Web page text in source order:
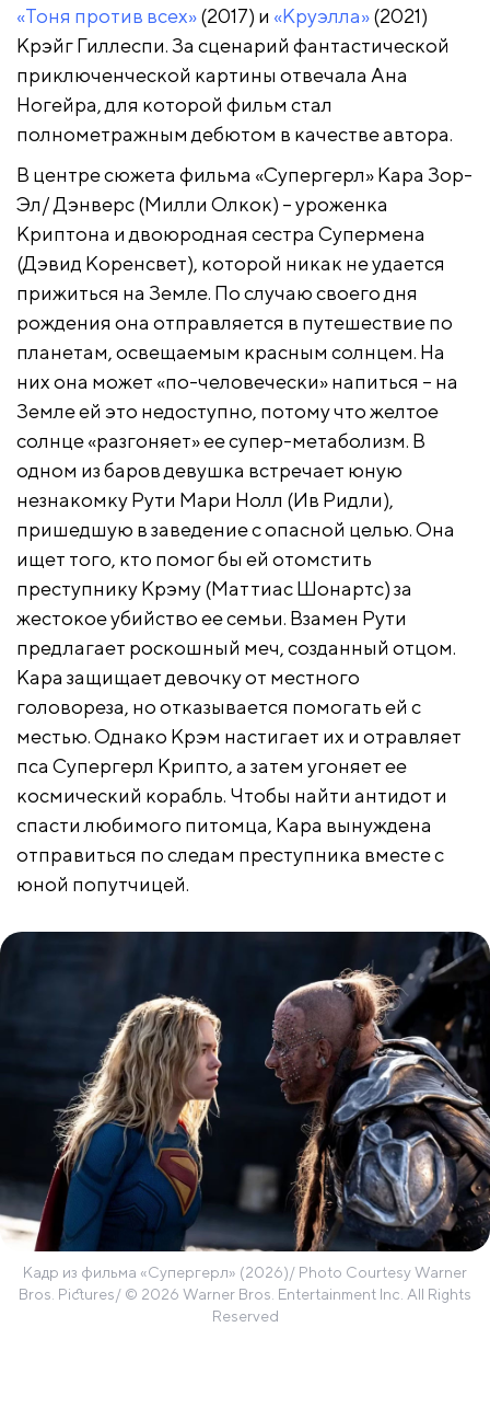
«Тоня против всех»(2017) и «Круэлла»(2021)
Крэйг Гиллеспи. За сценарий фантастической
приключенческой картины отвечала Ана
Ногейра, для которой фильм стал
полнометражным дебютом в качестве автора.
В центре сюжета фильма «Супергерл» Кара Зор-
Эл/ Дэнверс (Милли Олкок) – уроженка
Криптона и двоюродная сестра Супермена
(Дэвид Коренсвет), которой никак не удается
прижиться на Земле. По случаю своего дня
рождения она отправляется в путешествие по
планетам, освещаемым красным солнцем. На
них она может «по-человечески» напиться – на
Земле ей это недоступно, потому что желтое
солнце «разгоняет» ее супер-метаболизм. В
одном из баров девушка встречает юную
незнакомку Рути Мари Нолл (Ив Ридли),
пришедшую в заведение с опасной целью. Она
ищет того, кто помог бы ей отомстить
преступнику Крэму (Маттиас Шонартс) за
жестокое убийство ее семьи. Взамен Рути
предлагает роскошный меч, созданный отцом.
Кара защищает девочку от местного
головореза, но отказывается помогать ей с
местью. Однако Крэм настигает их и отравляет
пса Супергерл Крипто, а затем угоняет ее
космический корабль. Чтобы найти антидот и
спасти любимого питомца, Кара вынуждена
отправиться по следам преступника вместе с
юной попутчицей.
Кадр из фильма «Супергерл» (2026)/ Photo Courtesy Warner
Bros. Pictures/ © 2026 Warner Bros. Entertainment Inc. All Rights
Reserved